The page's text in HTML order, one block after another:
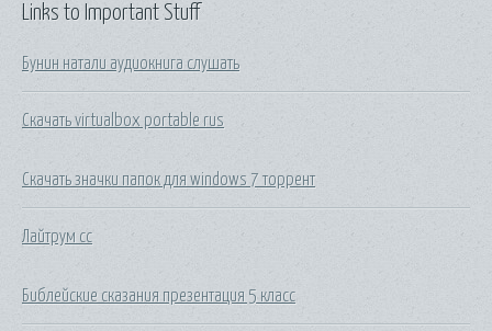
Links to Important Stuff
Бунин натали аудиокнига слушать
Скачать virtualbox portable rus
Скачать значки папок для windows 7 торрент
Лайтрум сс
Библейские сказания презентация 5 класс